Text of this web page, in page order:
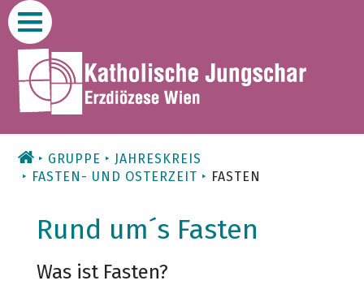
Zum
Inhalt
GRUPPE
JAHRESKREIS
FASTEN- UND OSTERZEIT
FASTEN
Rund um´s Fasten
Was ist Fasten?